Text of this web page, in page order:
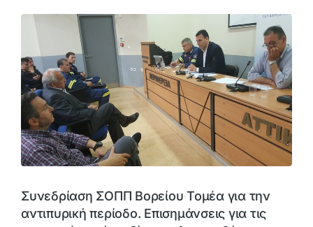
Συνεδρίαση ΣΟΠΠ Βορείου Τομέα για την
αντιπυρική περίοδο. Επισημάνσεις για τις